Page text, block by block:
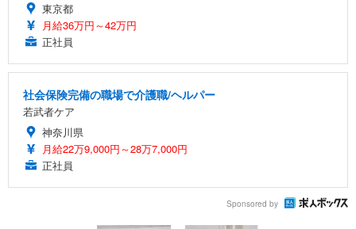
東京都
月給36万円～42万円
正社員
社会保険完備の職場で介護職/ヘルパー
若武者ケア
神奈川県
月給22万9,000円～28万7,000円
正社員
Sponsored by